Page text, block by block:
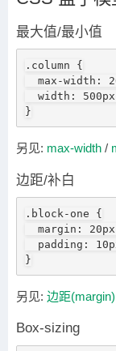
最大值/最小值
.column {
}
另见: max-width /
边距/补白
.block-one {
}
另见: 边距(margin)
Box-sizing